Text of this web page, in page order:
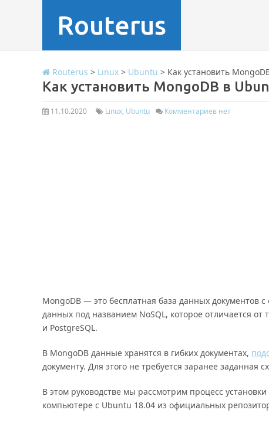
Routerus
Routerus > Linux > Ubuntu > Как установить
Как установить MongoDB в
11.10.2020 Linux, Ubuntu Комментариев нет
MongoDB — это бесплатная база данных документов
данных под названием NoSQL, которое отличается
и PostgreSQL.
В MongoDB данные хранятся в гибких документах,
документу. Для этого не требуется заранее
В этом руководстве мы рассмотрим процесс
компьютере с Ubuntu 18.04 из официальных